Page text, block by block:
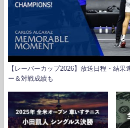
【レーバーカップ2026】放送日程・結
ー＆対戦成績も